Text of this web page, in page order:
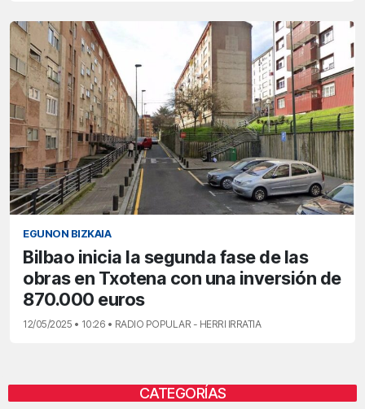
EGUNON BIZKAIA
Bilbao inicia la segunda fase de las
obras en Txotena con una inversión de
870.000 euros
12/05/2025 • 10:26 • RADIO POPULAR - HERRI IRRATIA
CATEGORÍAS